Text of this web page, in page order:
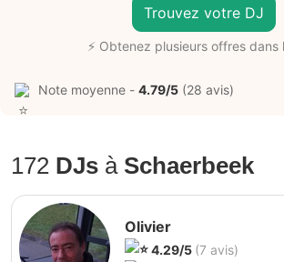
Trouvez votre DJ
⚡ Obtenez plusieurs offres dans
Note moyenne - 4.79/5 (28 avis)
172 DJs à Schaerbeek
Olivier
4.29/5 (7 avis)